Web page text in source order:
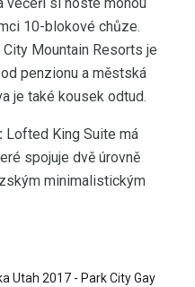
večeři si hosté mohou
10-blokové chůze.
Mountain Resorts je
penzionu a městská
je také kousek odtud.
Lofted King Suite má
spojuje dvě úrovně
minimalistickým
Utah 2017 - Park City Gay